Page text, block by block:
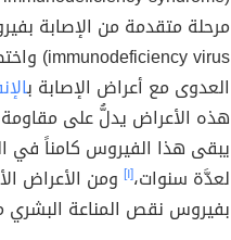
العدوى مع أعراض الإصابة ب
هذه الأعراض يدلُّ على مقاومة
يبقى هذا الفيروس كامناً في
لعدَّة سنوات،[١] ومن الأعراض
بفيروس نقص المناعة البشري